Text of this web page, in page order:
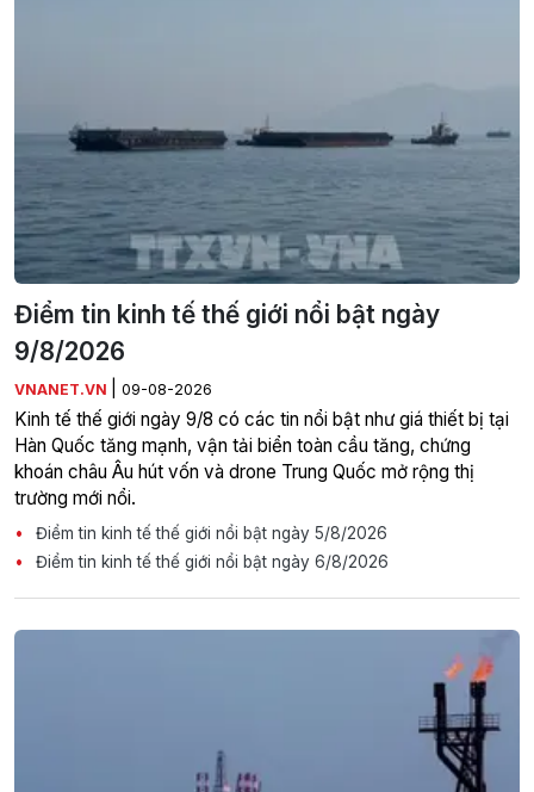
Điểm tin kinh tế thế giới nổi bật ngày
9/8/2026
VNANET.VN 09-08-2026
Kinh tế thế giới ngày 9/8 có các tin nổi bật như giá thiết bị tại
Hàn Quốc tăng mạnh, vận tải biển toàn cầu tăng, chứng
khoán châu Âu hút vốn và drone Trung Quốc mở rộng thị
trường mới nổi.
Điểm tin kinh tế thế giới nổi bật ngày 5/8/2026
Điểm tin kinh tế thế giới nổi bật ngày 6/8/2026